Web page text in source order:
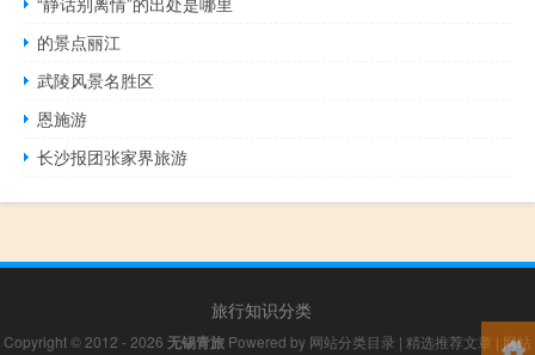
的景点丽江
武陵风景名胜区
恩施游
长沙报团张家界旅游
旅行知识分类
Copyright © 2012 - 2026 无锡青旅 Powered by 网站分类目录 | 精选推荐文章 | 网站